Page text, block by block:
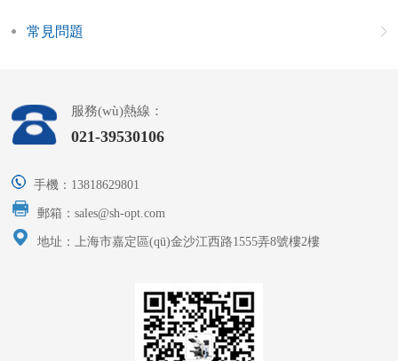
常見問題
服務(wù)熱線：
021-39530106
手機：13818629801
郵箱：sales@sh-opt.com
地址：上海市嘉定區(qū)金沙江西路1555弄8號樓2樓